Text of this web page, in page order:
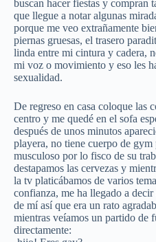
buscan hacer fiestas y compran
que llegue a notar algunas
porque me veo extrañamente
piernas gruesas, el trasero
linda entre mi cintura y cadera,
mi voz o movimiento y eso les
sexualidad.
De regreso en casa coloque las
centro y me quedé en el sofa
después de unos minutos
playera, no tiene cuerpo de gym
musculoso por lo fisco de su
destapamos las cervezas y
la tv platicábamos de varios
confianza, me ha llegado a
de mí así que era un rato
mientras veíamos un partido de
directamente: